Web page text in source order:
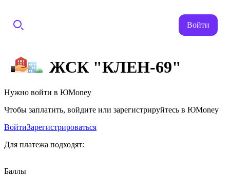
Войти
ЖСК "КЛЕН-69"
Нужно войти в ЮMoney
Чтобы заплатить, войдите или зарегистрируйтесь в ЮMoney
ВойтиЗарегистрироваться
Для платежа подходят:
Баллы